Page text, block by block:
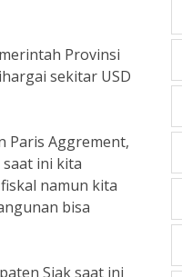
Provinsi
sekitar USD
Paris Aggrement,
ini kita
namun kita
bisa
Siak saat ini